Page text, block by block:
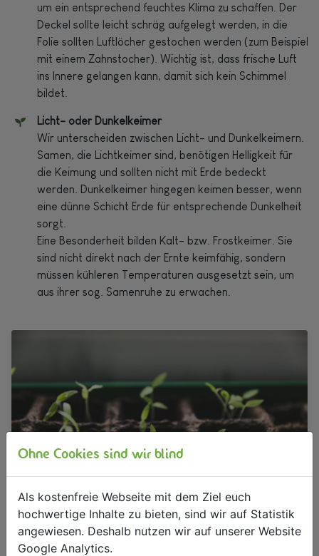
um ein entsprechend feuchtes Klima zu schaffen. Der
Deckel sollte leicht schräg aufgelegt werden, in die
Folie sollten Luftlöcher gestochen werden (zum Beispiel
mit einem Zahnstocher). Wichtig ist, dass frische Luft
ins Innere gelangen kann, damit sich kein Schimmel
bildet.
Licht- oder Dunkelkeimer
Wir unterscheiden zwischen Licht- und Dunkelkeimern.
Samen, die Lichtkeimer sind, benötigen Helligkeit für
die Keimung und sollten nicht mit Erde bedeckt
werden. Dunkelkeimer hingegen keimen besser, wenn
eine dünne Schicht Erde für entsprechende Dunkelheit
sorgt.
Eine Besonderheit bilden Kalt- bzw. Frostkeimer. Sie
sind nicht direkt nach der Ernte keimfähig, sondern
müssen kühleren Temperaturen ausgesetzt sein, um
aus ihrer sog. Samenruhe zu erwachen.
Gemüse vorziehen im März: Optimale Bedingungen für eine gute Keimung
Ohne Cookies sind wir blind
Als kostenfreie Webseite mit dem Ziel euch
hochwertige Inhalte zu bieten, sind wir auf Statistik
angewiesen. Deshalb nutzen wir auf unserer Website
Google Analytics.